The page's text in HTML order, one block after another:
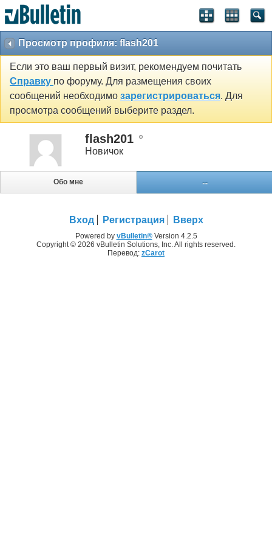
Просмотр профиля: flash201
Если это ваш первый визит, рекомендуем почитать
Справку по форуму. Для размещения своих
сообщений необходимо зарегистрироваться. Для
просмотра сообщений выберите раздел.
flash201
Новичок
Обо мне ...
Вход Регистрация Вверх
Powered by vBulletin®Version 4.2.5
Copyright © 2026 vBulletin Solutions, Inc. All rights reserved.
Перевод: zCarot